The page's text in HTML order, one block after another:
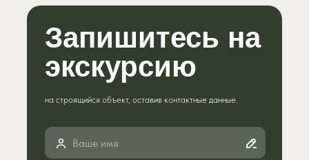
Запишитесь на
экскурсию
на строящийся объект, оставив контактные данные.